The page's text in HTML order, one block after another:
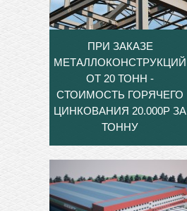
ПРИ ЗАКАЗЕ
МЕТАЛЛОКОНСТРУКЦИЙ
ОТ 20 ТОНН -
СТОИМОСТЬ ГОРЯЧЕГО
ЦИНКОВАНИЯ 20.000Р ЗА
ТОННУ